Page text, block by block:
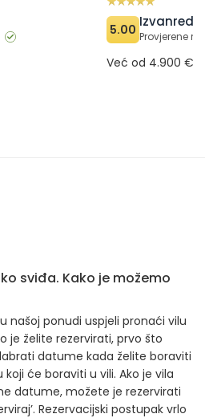
5.00 Provjerene
Već od 4.900 €
sviđa. Kako je možemo
našoj ponudi uspjeli pronaći vilu
je želite rezervirati, prvo što
datume kada želite boraviti
će boraviti u vili. Ako je vila
datume, možete je rezervirati
Rezervacijski postupak vrlo